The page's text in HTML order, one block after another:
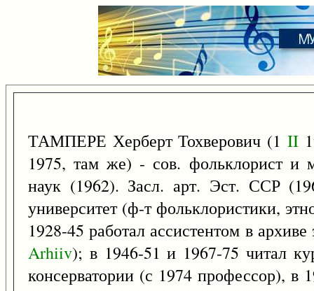
ТАМПЕРЕ Херберт Тохверович (1 II
1975, там же) - сов. фольклорист и
наук (1962). Засл. арт. Эст. ССР
университет (ф-т фольклористики,
1928-45 работал ассистентом в
Arhiiv); в 1946-51 и 1967-75 читал
консерватории (с 1974 профессор), в